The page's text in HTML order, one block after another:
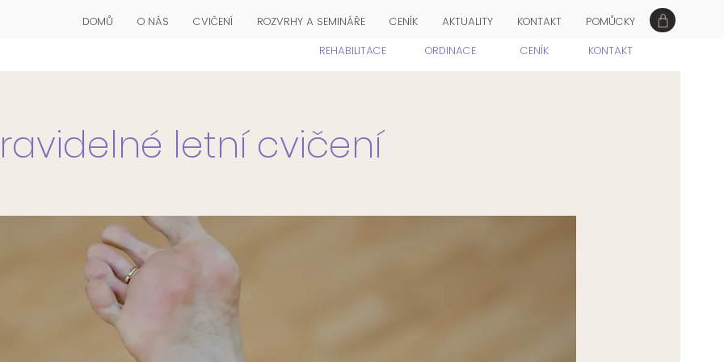
DOMŮ O NÁS CVIČENÍ ROZVRHY A SEMINÁŘE CENÍK AKTUALITY KONTAKT
POMŮCKY
REHABILITACE
ORDINACE CENÍK KONTAKT
letní cvičení